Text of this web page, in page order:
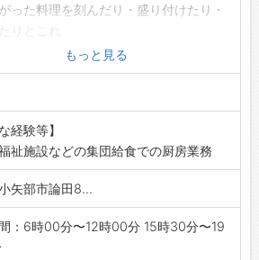
った料理を刻んだり・盛り付けたり・
理のお仕事をしたことがない方でもすぐ
ことが出
体的な業務>
がった料理のカット・盛り付
:60食
:65食
もっと見る
経験等】
祉施設などの集団給食での厨房業務
矢部市論田8...
：6時00分〜12時00分 15時30分〜19